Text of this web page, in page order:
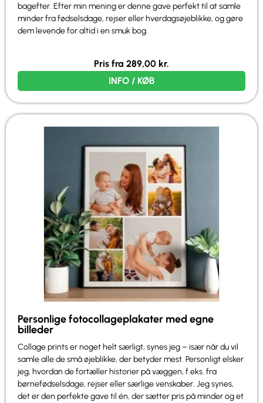
bagefter. Efter min mening er denne gave perfekt til at samle
minder fra fødselsdage, rejser eller hverdagsøjeblikke, og gøre
dem levende for altid i en smuk bog.
Pris fra 289,00 kr.
INFO / KØB
Personlige fotocollageplakater med egne
billeder
Collage prints er noget helt særligt, synes jeg – især når du vil
samle alle de små øjeblikke, der betyder mest. Personligt elsker
jeg, hvordan de fortæller historier på væggen, f.eks. fra
børnefødselsdage, rejser eller særlige venskaber. Jeg synes,
det er den perfekte gave til én, der sætter pris på minder og et